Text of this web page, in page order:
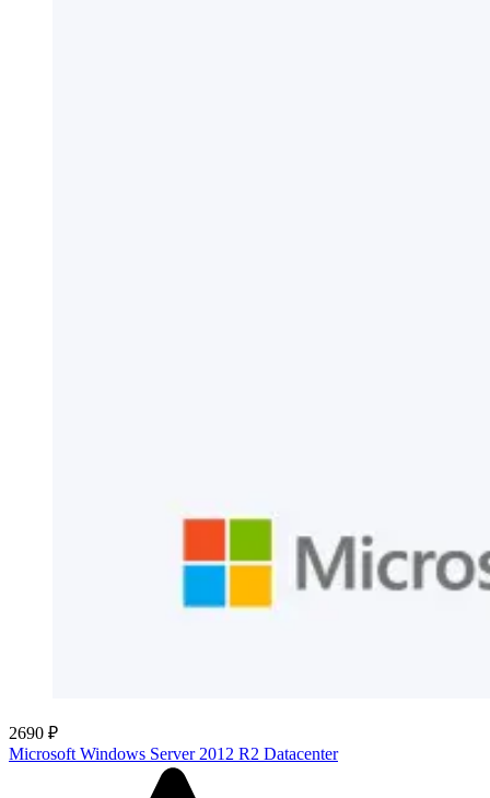
2690 ₽
Microsoft Windows Server 2012 R2 Datacenter